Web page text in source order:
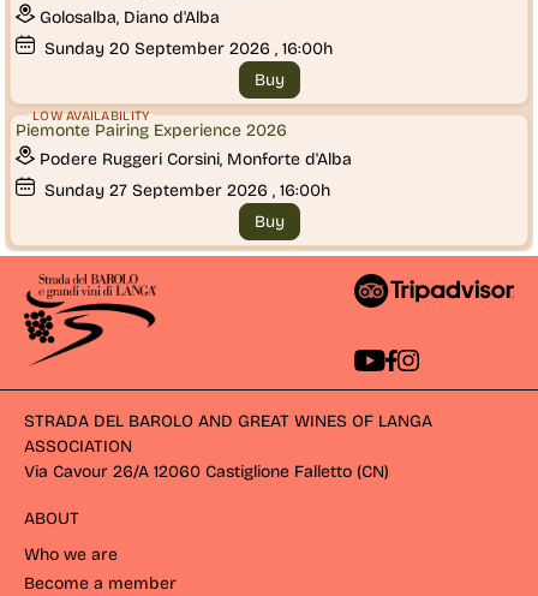
Golosalba, Diano d'Alba
Sunday 20 September 2026 , 16:00h
Buy
Piemonte Pairing Experience 2026
Podere Ruggeri Corsini, Monforte d'Alba
Sunday 27 September 2026 , 16:00h
LOW AVAILABILITY
Buy
STRADA DEL BAROLO AND GREAT WINES OF LANGA
ASSOCIATION
Via Cavour 26/A 12060 Castiglione Falletto (CN)
ABOUT
Who we are
Become a member